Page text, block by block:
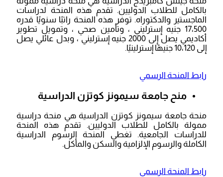
بالكامل للطلاب الدوليين. تقدم هذه المنحة لدراسات
الماجستير والدكتوراه. توفر هذه المنحة راتبًا سنويًا قدره
17،500 جنيه إسترليني ، وتأمين صحي ، وتمويل تطوير
أكاديمي يصل إلى 2000 جنيه إسترليني ، وبدل عائلي يصل
إلى 10،120 جنيهًا إسترلينيًا.
رابط المنحة الرسمي
منح جامعة سيمونز كوتزن الدراسية
منحة جامعة سيمونز كوتزن الدراسية هي منحة دراسية
ممولة بالكامل للطلاب الدوليين. تقدم هذه المنحة
للدراسات الجامعية. تغطي المنحة الرسوم الدراسية
الكاملة والرسوم الإلزامية والسكن والمأكل.
رابط المنحة الرسمي